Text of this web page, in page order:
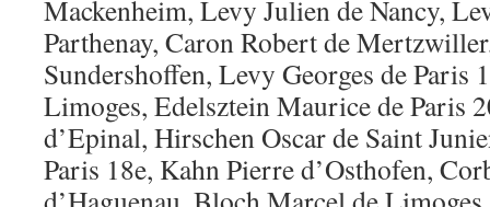
Mackenheim, Levy Julien de Nancy,
Parthenay, Caron Robert de
Sundershoffen, Levy Georges de Paris
Limoges, Edelsztein Maurice de Paris
d’Epinal, Hirschen Oscar de Saint
Paris 18e, Kahn Pierre d’Osthofen,